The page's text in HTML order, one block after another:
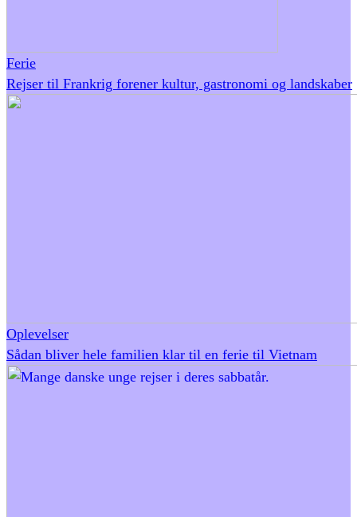
Ferie
Rejser til Frankrig forener kultur, gastronomi og landskaber
Oplevelser
Sådan bliver hele familien klar til en ferie til Vietnam